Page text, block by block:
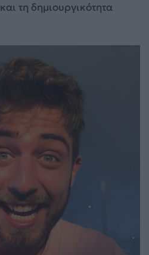
τη δημιουργικότητα